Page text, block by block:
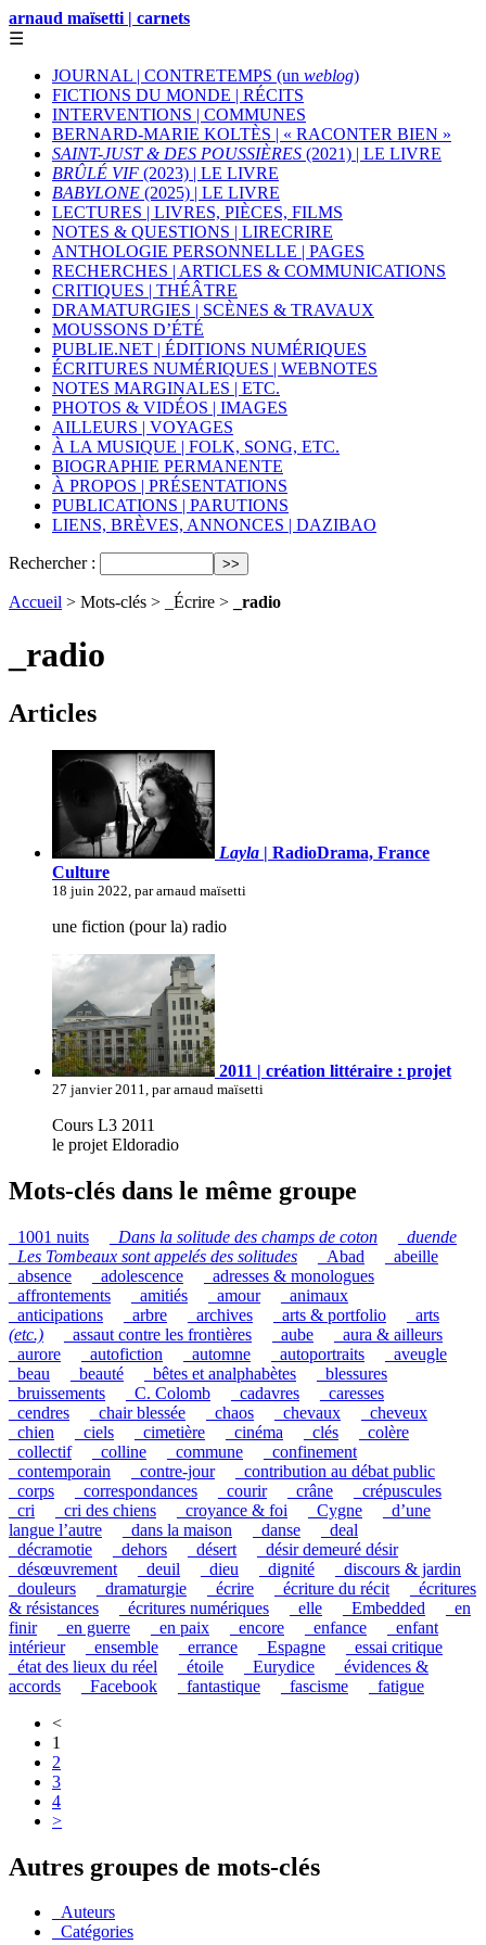
arnaud maïsetti | carnets
☰
JOURNAL | CONTRETEMPS (un weblog)
FICTIONS DU MONDE | RÉCITS
INTERVENTIONS | COMMUNES
BERNARD-MARIE KOLTÈS | « RACONTER BIEN »
SAINT-JUST & DES POUSSIÈRES (2021) | LE LIVRE
BRÛLÉ VIF (2023) | LE LIVRE
BABYLONE (2025) | LE LIVRE
LECTURES | LIVRES, PIÈCES, FILMS
NOTES & QUESTIONS | LIRECRIRE
ANTHOLOGIE PERSONNELLE | PAGES
RECHERCHES | ARTICLES & COMMUNICATIONS
CRITIQUES | THÉÂTRE
DRAMATURGIES | SCÈNES & TRAVAUX
MOUSSONS D’ÉTÉ
PUBLIE.NET | ÉDITIONS NUMÉRIQUES
ÉCRITURES NUMÉRIQUES | WEBNOTES
NOTES MARGINALES | ETC.
PHOTOS & VIDÉOS | IMAGES
AILLEURS | VOYAGES
À LA MUSIQUE | FOLK, SONG, ETC.
BIOGRAPHIE PERMANENTE
À PROPOS | PRÉSENTATIONS
PUBLICATIONS | PARUTIONS
LIENS, BRÈVES, ANNONCES | DAZIBAO
Rechercher :
Accueil > Mots-clés > _Écrire > _radio
_radio
Articles
Layla | RadioDrama, France
Culture
18 juin 2022, par arnaud maïsetti
une fiction (pour la) radio
2011 | création littéraire : projet
27 janvier 2011, par arnaud maïsetti
Cours L3 2011
le projet Eldoradio
Mots-clés dans le même groupe
_1001 nuits Dans la solitude des champs de coton
duende
Les Tombeaux sont appelés des solitudes _Abad
_abeille
_absence
_adolescence
_adresses & monologues
_affrontements
_amitiés _amour
_animaux
_anticipations
_arbre _archives _arts & portfolio
_arts
(etc.)
_assaut contre les frontières _aube
_aura & ailleurs
_aurore
_autofiction _automne _autoportraits
_aveugle
_beau
_beauté _bêtes et analphabètes
_blessures
_bruissements
_C. Colomb _cadavres
_caresses
_cendres
_chair blessée _chaos _chevaux
_cheveux
_chien
_ciels _cimetière _cinéma _clés
_colère
_collectif
_colline _commune
_confinement
_contemporain
_contre-jour
_contribution au débat public
_corps
_correspondances _courir _crâne
_crépuscules
_cri
_cri des chiens _croyance & foi _Cygne
_d’une
langue l’autre
_dans la maison _danse
_deal
_décramotie
_dehors _désert
_désir demeuré désir
_désœuvrement
_deuil _dieu _dignité
_discours & jardin
_douleurs
_dramaturgie _écrire _écriture du récit
_écritures
& résistances
_écritures numériques _elle _Embedded
_en
finir
_en guerre _en paix _encore _enfance
_enfant
intérieur
_ensemble _errance _Espagne
_essai critique
_état des lieux du réel
_étoile _Eurydice
_évidences &
accords
_Facebook _fantastique _fascisme
_fatigue
<
1
2
3
4
>
Autres groupes de mots-clés
_Auteurs
_Catégories